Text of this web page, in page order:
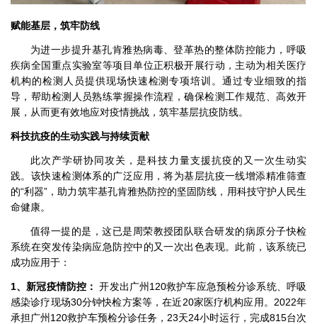
赋能基层，筑牢防线
为进一步提升基孔肯雅热病毒、登革热的整体防控能力，呼吸
疾病全国重点实验室等项目单位正积极开展行动，主动为相关医疗
机构的检测人员提供现场快速检测专项培训。通过专业细致的指
导，帮助检测人员熟练掌握操作流程，确保检测工作规范、高效开
展，从而更有效地应对疫情挑战，筑牢基层抗疫防线。
科技抗疫的生动实践与持续贡献
此次产学研协同攻关，是科技力量支援抗疫的又一次生动实
践。该快速检测体系的广泛应用，将为基层抗疫一线增添精准筛查
的“利器”，助力筑牢基孔肯雅热防控的坚固防线，用科技守护人民生
命健康。
值得一提的是，这已是周荣教授团队联合研发的病原分子快检
系统在突发传染病应急防控中的又一次出色表现。此前，该系统已
成功应用于：
1、新冠疫情防控： 开发出广州120救护车应急预检分诊系统、呼吸
感染诊疗现场30分钟快检方案等，在近20家医疗机构应用。2022年
承担广州120救护车预检分诊任务，23天24小时运行，完成815台次